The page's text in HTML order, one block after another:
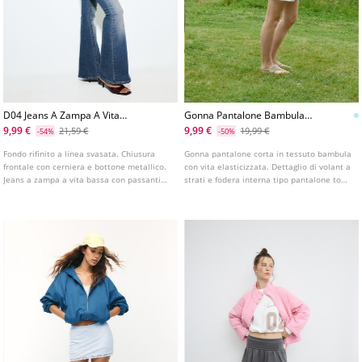
D04 Jeans A Zampa A Vita
Bassa
9,99 € -54% 21,59 €
Fondo rifinito a linea svasata. Chiusura
frontale con cerniera e bottone metallico.
Jeans a zampa a vita bassa con passanti
Gonna Pantalone Bambula
Con Volant
9,99 € -50% 19,99 €
Gonna pantalone corta in tessuto bambula
con vita elasticizzata. Dettaglio di volant a
strati e fodera interna tipo pantalone tono